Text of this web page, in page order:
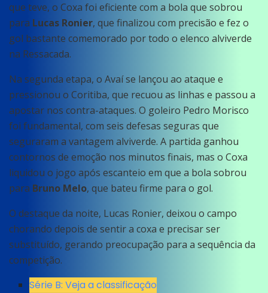
que teve, o Coxa foi eficiente com a bola que sobrou
para Lucas Ronier, que finalizou com precisão e fez o
gol bastante comemorado por todo o elenco alviverde
na Ressacada.
Na segunda etapa, o Avaí se lançou ao ataque e
pressionou o Coritiba, que recuou as linhas e passou a
apostar nos contra-ataques. O goleiro Pedro Morisco
foi fundamental, com seis defesas seguras que
seguraram a vantagem alviverde. A partida ganhou
contornos de emoção nos minutos finais, mas o Coxa
liquidou o jogo após escanteio em que a bola sobrou
para Bruno Melo, que bateu firme para o gol.
O destaque da noite, Lucas Ronier, deixou o campo
chorando depois de sentir a coxa e precisar ser
substituído, gerando preocupação para a sequência da
competição.
Série B: Veja a classificação